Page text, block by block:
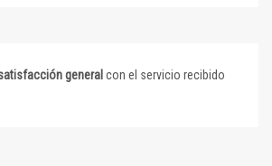
general con el servicio recibido